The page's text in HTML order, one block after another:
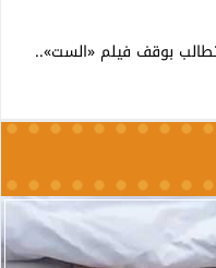
بوقف فيلم «الست»..